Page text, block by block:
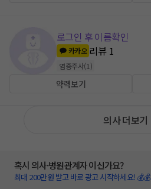
로그인 후 이름확인
카카오 리뷰 1
염증주사(1 )
약력보기
의사 더보기
혹시 의사·병원관계자 이신가요?
최대 200만원 받고 바로 광고 시작하세요! 💰💰